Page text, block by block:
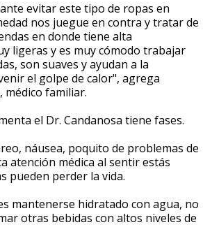
evitar este tipo de ropas en
nos juegue en contra y tratar de
en donde tiene alta
ligeras y es muy cómodo trabajar
son suaves y ayudan a la
el golpe de calor", agrega
médico familiar.
el Dr. Candanosa tiene fases.
náusea, poquito de problemas de
atención médica al sentir estás
pueden perder la vida.
mantenerse hidratado con agua, no
otras bebidas con altos niveles de